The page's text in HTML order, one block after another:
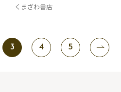
くまざわ書店
3 4 5